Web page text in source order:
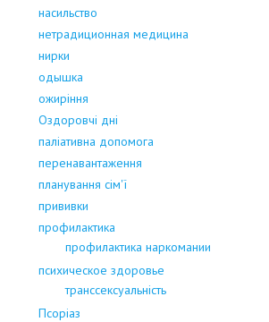
насильство
нетрадиционная медицина
нирки
одышка
ожиріння
Оздоровчі дні
паліативна допомога
перенавантаження
планування сім'ї
прививки
профилактика
профилактика наркомании
психическое здоровье
транссексуальність
Псоріаз